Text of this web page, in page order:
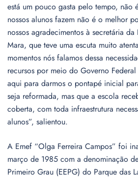
está um pouco gasta pelo tempo, não
nossos alunos fazem não é o melhor
nossos agradecimentos à secretária
Mara, que teve uma escuta muito
momentos nós falamos dessa
recursos por meio do Governo
aqui para darmos o pontapé inicial
seja reformada, mas que a escola
coberta, com toda infraestrutura
alunos”, salientou.
A Emef “Olga Ferreira Campos” foi
março de 1985 com a denominação
Primeiro Grau (EEPG) do Parque das